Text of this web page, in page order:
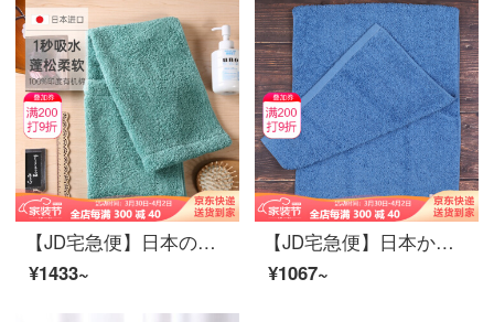
【JD宅急便】日本のオリジナル商品の輸入浅野の洗顔タオル、綿のタオル5つ星ホテルのタオルの柔らかさと厚いタオルの毛が落ちない32*85 cmの清水藍有機綿32*85 cm
¥1433~
【JD宅急便】日本から輸入したエアーカノール浅野タオルの綿は水を吸い込んで、柔らかいティッシュとオーガニックコットンの太い糸32*85 cmのハワイブルーです。
¥1067~